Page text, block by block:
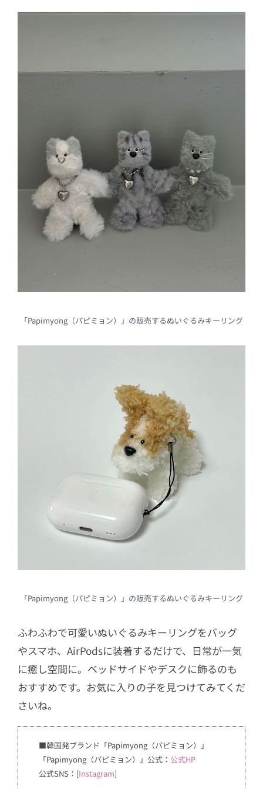
「Papimyong（パピミョン）」の販売するぬいぐるみキーリング
「Papimyong（パピミョン）」の販売するぬいぐるみキーリング
ふわふわで可愛いぬいぐるみキーリングをバッグ
やスマホ、AirPodsに装着するだけで、日常が一気
に癒し空間に。ベッドサイドやデスクに飾るのも
おすすめです。お気に入りの子を見つけてみてくだ
さいね。
■韓国発ブランド「Papimyong（パピミョン）」
「Papimyong（パピミョン）」公式： 公式HP
公式SNS：[Instagram]